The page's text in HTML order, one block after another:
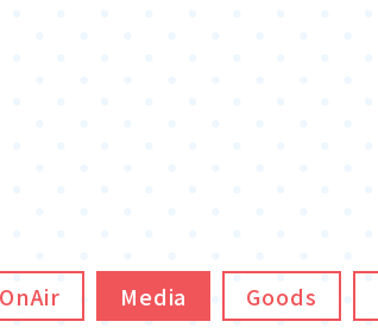
OnAir Media Goods